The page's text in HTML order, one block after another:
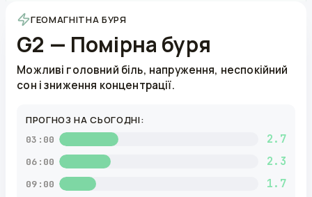
ГЕОМАГНІТНА БУРЯ
G2 — Помірна буря
Можливі головний біль, напруження, неспокійний
сон і зниження концентрації.
ПРОГНОЗ НА СЬОГОДНІ:
03:00 2.7
06:00 2.3
09:00 1.7